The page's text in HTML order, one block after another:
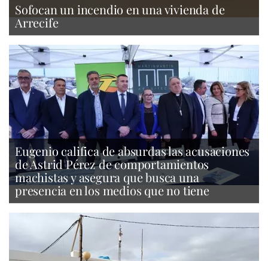
Sofocan un incendio en una vivienda de
Arrecife
Eugenio califica de absurdas las acusaciones
de Astrid Pérez de comportamientos
machistas y asegura que busca una
presencia en los medios que no tiene